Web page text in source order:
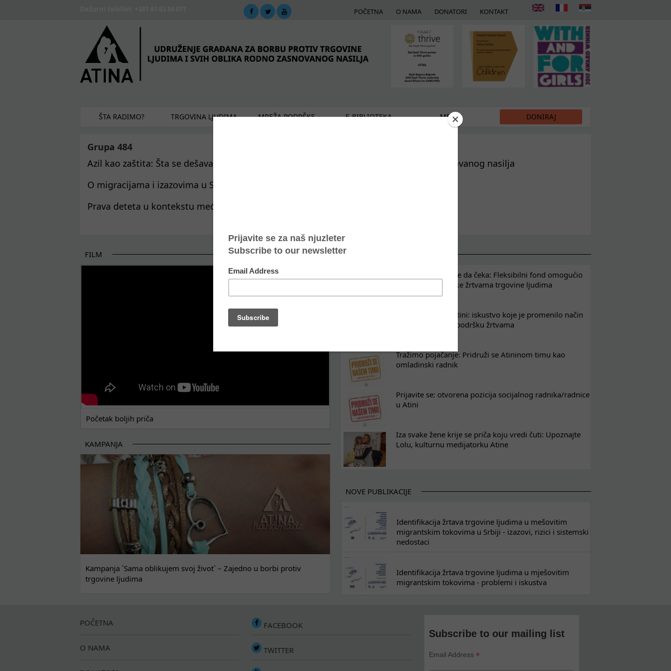
POČETNA O NAMA DONATORI KONTAKT
ŠTA RADIMO? TRGOVINA LJUDIMA MREŽA PODRŠKE E-BIBLIOTEKA MEDIJI DONIRAJ
Grupa 484
Azil kao zaštita: Šta se dešava kada su tražioci azila žrtve trgovine ljudima i rodno zasnovanog nasilja
O migracijama i izazovima u Srbiji: Razgovor o zajedničkim rešenjima
Prava deteta u kontekstu međunarodnih migracija
FILM
Početak boljih priča
KAMPANJA
Kampanja `Sama oblikujem svoj život` – Zajedno u borbi protiv
trgovine ljudima
Oporavak ne može da čeka: Fleksibilni fond omogućio
kontinuitet podrške žrtvama trgovine ljudima
Osam nedelja u Atini: iskustvo koje je promenilo način
na koji razumem podršku žrtvama
Tražimo pojačanje: Pridruži se Atininom timu kao
omladinski radnik
Prijavite se: otvorena pozicija socijalnog radnika/radnice
u Atini
Iza svake žene krije se priča koju vredi čuti: Upoznajte
Lolu, kulturnu medijatorku Atine
NOVE PUBLIKACIJE
Identifikacija žrtava trgovine ljudima u mešovitim
migrantskim tokovima u Srbiji - izazovi, rizici i sistemski
nedostaci
Identifikacija žrtava trgovine ljudima u mješovitim
migrantskim tokovima - problemi i iskustva
POČETNA
O NAMA
FACEBOOK
TWITTER
Subscribe to our mailing list
Email Address*